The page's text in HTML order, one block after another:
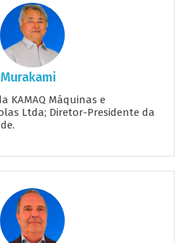
KAMAQ Máquinas e
Ltda; Diretor-Presidente da